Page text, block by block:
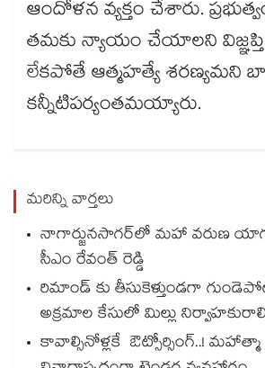
ఆందోళన వ్యక్తం చేశారు.
తమకు న్యాయం చేయాలని
లేకపోతే ఆత్మహత్యే శరణ్యమని
కన్నీటిపర్యంతమయ్యారు.
మరిన్ని వార్తలు
నాగార్జునసాగర్‌లో మహా వరుణ
సీఎం రేవంత్ రెడ్డి
రిమాండ్ కు తీసుకెళ్తుండగా
అక్రమాల కేసులో మిల్లు నిర్వాహకురాలి
కావాల్సినోళ్లకే ఔట్సోర్సింగ్..!